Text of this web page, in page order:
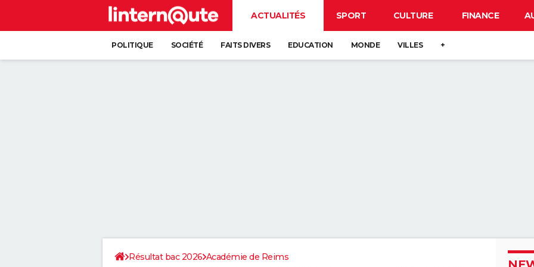
ACTUALITÉS SPORT CULTURE FINANCE
POLITIQUE SOCIÉTÉ FAITS DIVERS EDUCATION MONDE VILLES +
Résultat bac 2026 Académie de Reims